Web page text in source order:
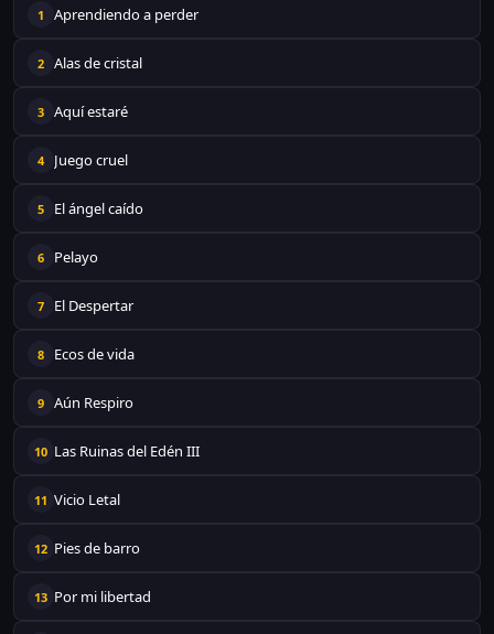
1 Aprendiendo a perder
2 Alas de cristal
3 Aquí estaré
4 Juego cruel
5 El ángel caído
6 Pelayo
7 El Despertar
8 Ecos de vida
9 Aún Respiro
10 Las Ruinas del Edén III
11 Vicio Letal
12 Pies de barro
13 Por mi libertad